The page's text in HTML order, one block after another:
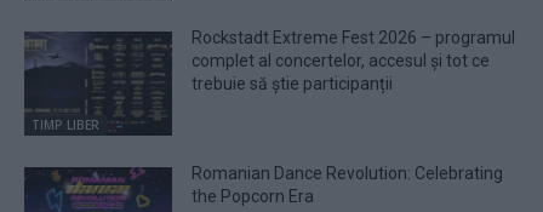
TIMP LIBER
Rockstadt Extreme Fest 2026 – programul
complet al concertelor, accesul și tot ce
trebuie să știe participanții
Romanian Dance Revolution: Celebrating
the Popcorn Era